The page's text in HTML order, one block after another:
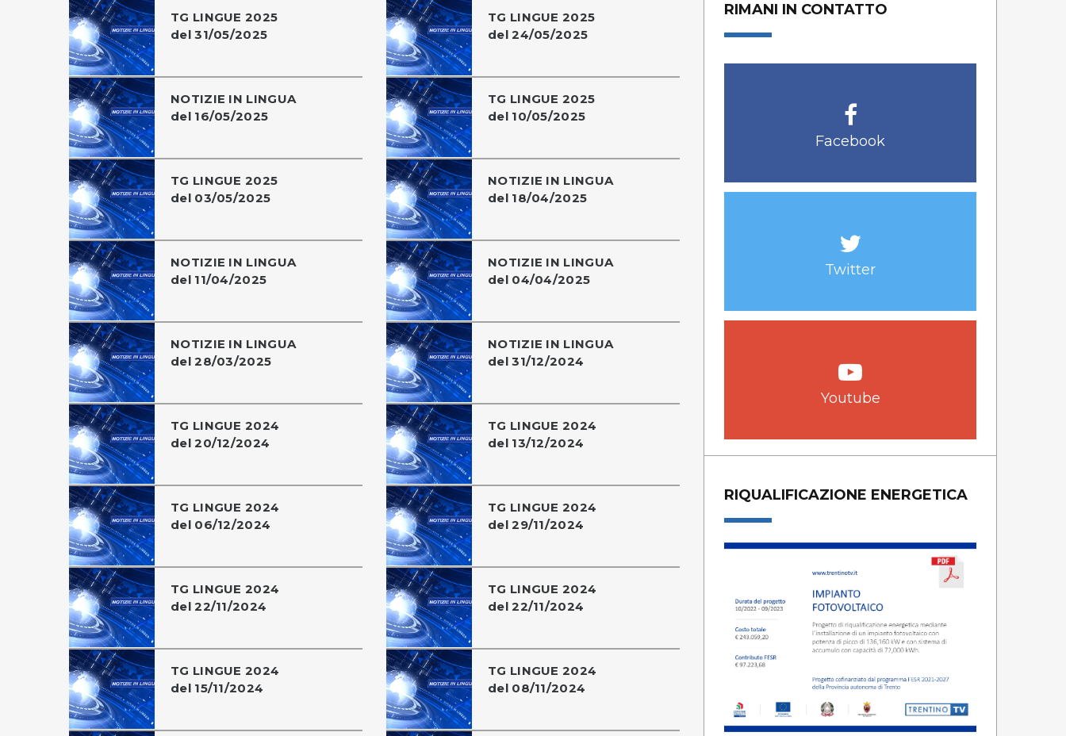
TG LINGUE 2025
del 31/05/2025
TG LINGUE 2025
del 24/05/2025
NOTIZIE IN LINGUA
del 16/05/2025
TG LINGUE 2025
del 10/05/2025
TG LINGUE 2025
del 03/05/2025
NOTIZIE IN LINGUA
del 18/04/2025
NOTIZIE IN LINGUA
del 11/04/2025
NOTIZIE IN LINGUA
del 04/04/2025
NOTIZIE IN LINGUA
del 28/03/2025
NOTIZIE IN LINGUA
del 31/12/2024
TG LINGUE 2024
del 20/12/2024
TG LINGUE 2024
del 13/12/2024
TG LINGUE 2024
del 06/12/2024
TG LINGUE 2024
del 29/11/2024
TG LINGUE 2024
del 22/11/2024
TG LINGUE 2024
del 22/11/2024
TG LINGUE 2024
del 15/11/2024
TG LINGUE 2024
del 08/11/2024
RIMANI IN CONTATTO
Facebook
Twitter
Youtube
RIQUALIFICAZIONE ENERGETICA